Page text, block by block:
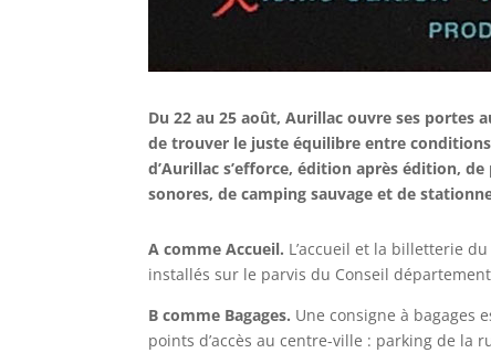
Du 22 au 25 août, Aurillac ouvre ses portes
de trouver le juste équilibre entre
d’Aurillac s’efforce, édition après édition,
sonores, de camping sauvage et de
A comme Accueil. L’accueil et la billetterie
installés sur le parvis du Conseil
B comme Bagages. Une consigne à bagages
points d’accès au centre-ville : parking de la